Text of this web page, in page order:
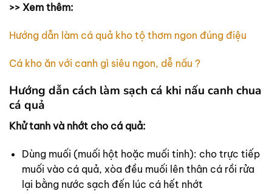
>> Xem thêm:
Hướng dẫn làm cá quả kho tộ thơm ngon đúng điệu
Cá kho ăn với canh gì siêu ngon, dễ nấu ?
Hướng dẫn cách làm sạch cá khi nấu canh chua
cá quả
Khử tanh và nhớt cho cá quả:
Dùng muối (muối hột hoặc muối tinh): cho trực tiếp
muối vào cá quả, xòa đều muối lên thân cá rồi rửa
lại bằng nước sạch đến lúc cá hết nhớt